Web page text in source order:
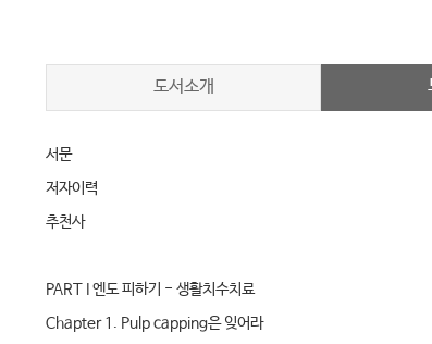
도서소개
서문
저자이력
추천사
PART I 엔도 피하기 - 생활치수치료
Chapter 1. Pulp capping은 잊어라